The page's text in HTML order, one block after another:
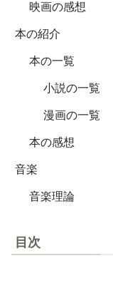
映画の感想
本の紹介
本の一覧
小説の一覧
漫画の一覧
本の感想
音楽
音楽理論
目次